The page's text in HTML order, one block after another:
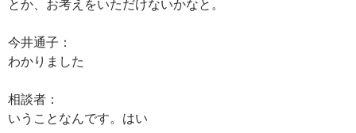
とか、お考えをいただけないかなと。
今井通子：
わかりました
相談者：
いうことなんです。はい